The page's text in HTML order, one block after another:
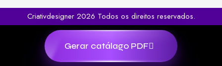
Criativdesigner 2026 Todos os direitos reservados.
Gerar catálago PDF